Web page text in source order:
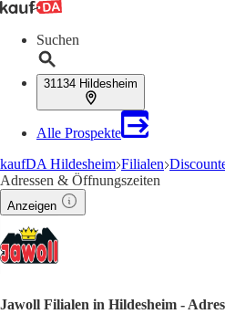
Suchen
31134 Hildesheim
Alle Prospekte
kaufDA Hildesheim Filialen
Adressen & Öffnungszeiten
Anzeigen
Jawoll Filialen in Hildesheim -